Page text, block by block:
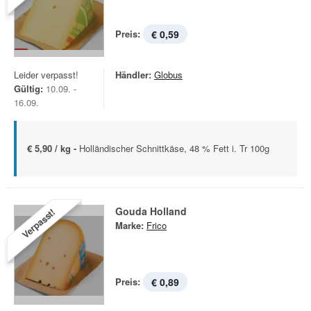
Preis: € 0,59
Leider verpasst!
Gültig: 10.09. -
16.09.
Händler: Globus
€ 5,90 / kg - Holländischer Schnittkäse, 48 % Fett i. Tr 100g
Verpasst! Gouda Holland
Marke: Frico
Preis: € 0,89